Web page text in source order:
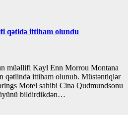
qətldə ittiham olundu
müəllifi Kayl Enn Morrou Montana
qətlində ittiham olunub. Müstəntiqlər
Motel sahibi Cina Qudmundsonu
bildirdikdən…